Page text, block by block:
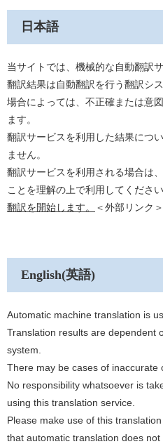
日本語
当サイトでは、機械的な自動翻訳
翻訳結果は自動翻訳を行う翻訳シ
場合によっては、不正確または意
ます。
翻訳サービスを利用した結果につ
ません。
翻訳サービスを利用される場合は
ことを理解の上で利用してください
翻訳を開始します。
＜外部リンク＞
English(英語)
Automatic machine translation is
Translation results are dependent
system.
There may be cases of inaccurate
No responsibility whatsoever is
using this translation service.
Please make use of this
that automatic translation does not